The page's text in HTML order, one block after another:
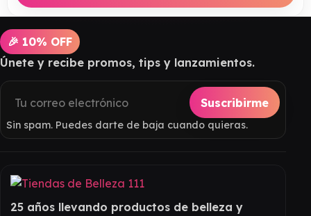
🎉 10% OFF
Únete y recibe promos, tips y lanzamientos.
Suscribirme
Sin spam. Puedes darte de baja cuando quieras.
25 años llevando productos de belleza y